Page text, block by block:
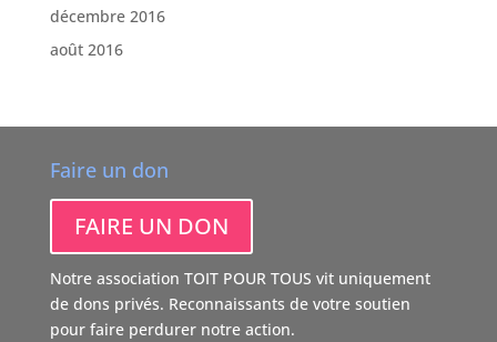
décembre 2016
août 2016
Faire un don
FAIRE UN DON
Notre association TOIT POUR TOUS vit uniquement
de dons privés. Reconnaissants de votre soutien
pour faire perdurer notre action.